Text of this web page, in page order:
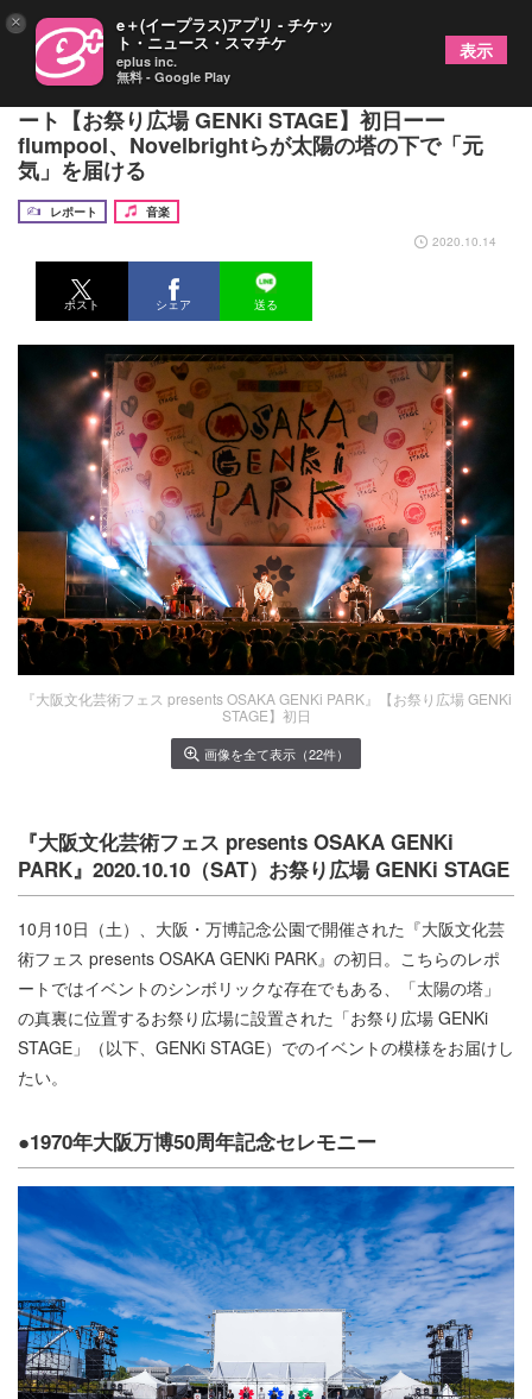
『OSAKA GENKi PARK』オフィシャルライブレポ
ート【お祭り広場 GENKi STAGE】初日ーー
flumpool、Novelbrightらが太陽の塔の下で「元
気」を届ける
レポート
音楽
2020.10.14
ポスト シェア 送る
『大阪文化芸術フェス presents OSAKA GENKi PARK』【お祭り広場 GENKi
STAGE】初日
画像を全て表示（22件）
『大阪文化芸術フェス presents OSAKA GENKi
PARK』 2020.10.10（SAT） お祭り広場 GENKi STAGE
10月10日（土）、大阪・万博記念公園で開催された『大阪文化芸
術フェス presents OSAKA GENKi PARK』の初日。こちらのレポ
ートではイベントのシンボリックな存在でもある、「太陽の塔」
の真裏に位置するお祭り広場に設置された「お祭り広場 GENKi
STAGE」（以下、GENKi STAGE）でのイベントの模様をお届けし
たい。
●1970年大阪万博50周年記念セレモニー
× e＋(イープラス)アプリ - チケッ
ト・ニュース・スマチケ
eplus inc.
無料 - Google Play
表示